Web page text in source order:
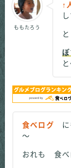
ももたろう
↑
食べログ
に
～
おれも 食